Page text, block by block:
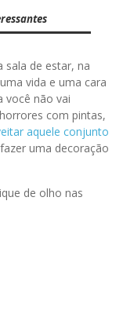
sala de estar, na
vida e uma cara
você não vai
com pintas,
aquele conjunto
uma decoração
de olho nas